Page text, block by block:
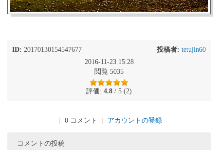
ID: 20170130154547677 投稿者: tetujin60
2016-11-23 15:28
閲覧 5035
評価: 4.8 / 5 (2)
0 コメント アカウントの登録
コメントの投稿